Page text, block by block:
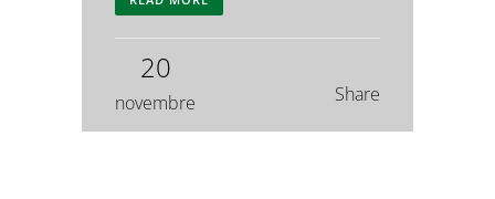
20
novembre Share